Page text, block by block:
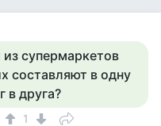
супермаркетов
составляют в одну
в друга?
1